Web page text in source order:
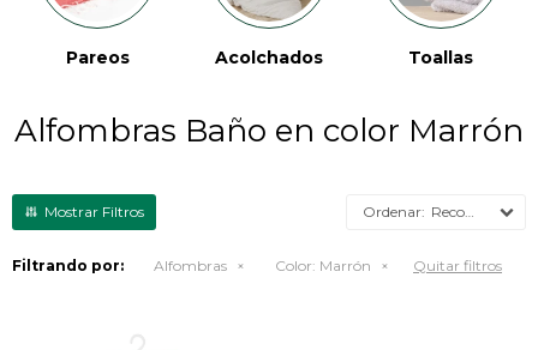
Pareos Acolchados Toallas
Alfombras Baño en color Marrón
Recomendados
Filtrando por: Alfombras Color: Marrón Quitar filtros